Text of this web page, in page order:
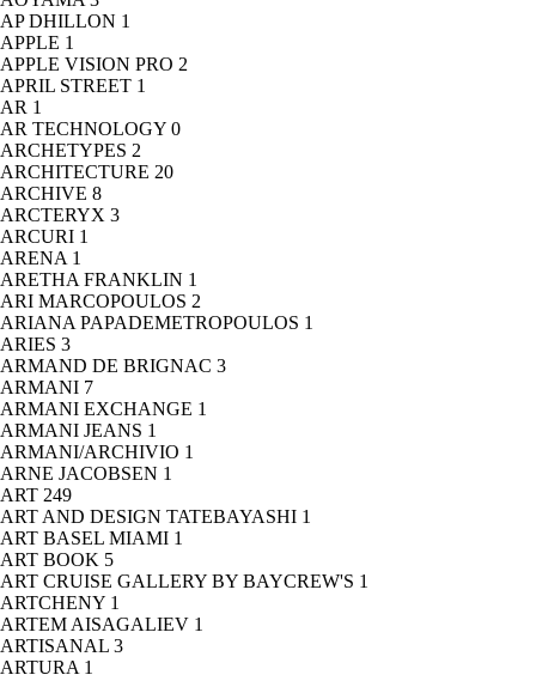
AP DHILLON 1
APPLE 1
APPLE VISION PRO 2
APRIL STREET 1
AR 1
AR TECHNOLOGY 0
ARCHETYPES 2
ARCHITECTURE 20
ARCHIVE 8
ARCTERYX 3
ARCURI 1
ARENA 1
ARETHA FRANKLIN 1
ARI MARCOPOULOS 2
ARIANA PAPADEMETROPOULOS 1
ARIES 3
ARMAND DE BRIGNAC 3
ARMANI 7
ARMANI EXCHANGE 1
ARMANI JEANS 1
ARMANI/ARCHIVIO 1
ARNE JACOBSEN 1
ART 249
ART AND DESIGN TATEBAYASHI 1
ART BASEL MIAMI 1
ART BOOK 5
ART CRUISE GALLERY BY BAYCREW'S 1
ARTCHENY 1
ARTEM AISAGALIEV 1
ARTISANAL 3
ARTURA 1